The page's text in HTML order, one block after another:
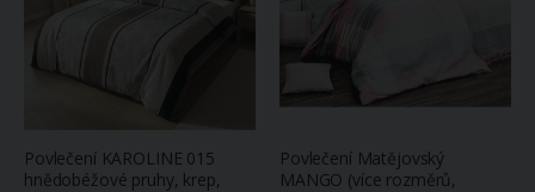
Povlečení KAROLINE 015
hnědobéžové pruhy, krep,
Povlečení Matějovský
MANGO (více rozměrů,